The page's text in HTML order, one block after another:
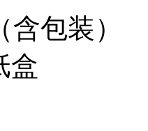
包装）
盒